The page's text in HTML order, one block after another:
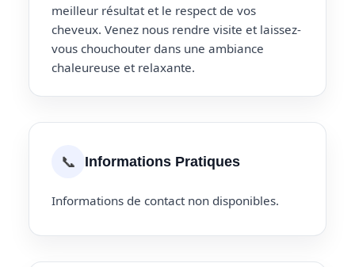
meilleur résultat et le respect de vos
cheveux. Venez nous rendre visite et laissez-
vous chouchouter dans une ambiance
chaleureuse et relaxante.
📞 Informations Pratiques
Informations de contact non disponibles.